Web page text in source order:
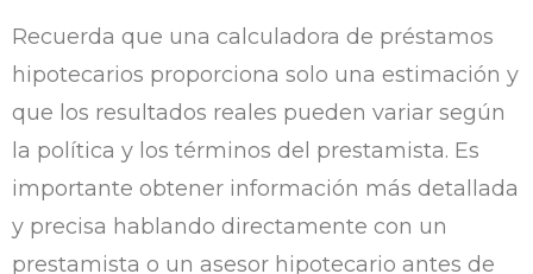
Recuerda que una calculadora de préstamos
hipotecarios proporciona solo una estimación y
que los resultados reales pueden variar según
la política y los términos del prestamista. Es
importante obtener información más detallada
y precisa hablando directamente con un
prestamista o un asesor hipotecario antes de